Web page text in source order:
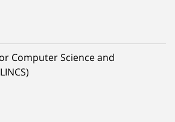
Computer Science and